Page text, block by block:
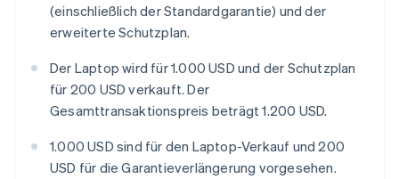
(einschließlich der Standardgarantie) und der
erweiterte Schutzplan.
Der Laptop wird für 1.000 USD und der Schutzplan
für 200 USD verkauft. Der
Gesamttransaktionspreis beträgt 1.200 USD.
1.000 USD sind für den Laptop-Verkauf und 200
USD für die Garantieverlängerung vorgesehen.